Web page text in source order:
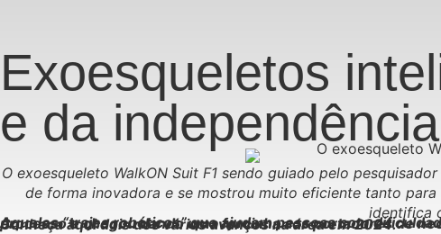
Exoesqueletos
e da independência
O exoesqueleto WalkON Suit F1 sendo guiado pelo
de forma inovadora e se mostrou muito eficiente tanto
identifica
Aqueles “trajes robóticos” que ajudam pessoas com dificuldades motoras a se movimentarem estão evoluindo. A neurotecnologia tem um papel importante nesse processo e chegou dando uma forcinha aos portadores de necessidades especiais. Exoesqueletos inteligentes promovem revolução da mobilidade e da independência. Conheça aqui dois dos vários avanços na área em 2024.